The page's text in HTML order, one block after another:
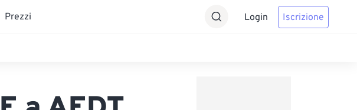
Prezzi Login Iscrizione